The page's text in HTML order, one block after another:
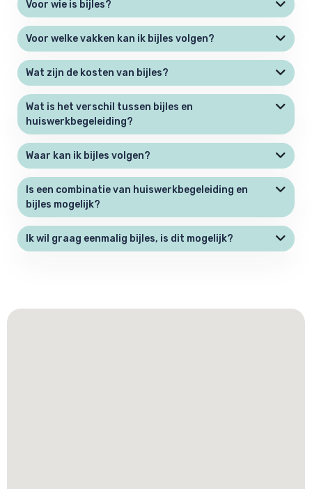
Voor wie is bijles?
Voor welke vakken kan ik bijles volgen?
Wat zijn de kosten van bijles?
Wat is het verschil tussen bijles en
huiswerkbegeleiding?
Waar kan ik bijles volgen?
Is een combinatie van huiswerkbegeleiding en
bijles mogelijk?
Ik wil graag eenmalig bijles, is dit mogelijk?